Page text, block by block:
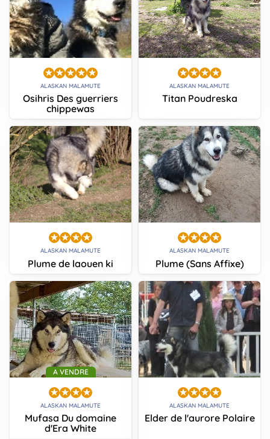
ALASKAN MALAMUTE
Osihris Des guerriers
chippewas
ALASKAN MALAMUTE
Titan Poudreska
ALASKAN MALAMUTE
Plume de laouen ki
ALASKAN MALAMUTE
Plume (Sans Affixe)
A VENDRE
ALASKAN MALAMUTE
Mufasa Du domaine
d'Era White
ALASKAN MALAMUTE
Elder de l'aurore Polaire